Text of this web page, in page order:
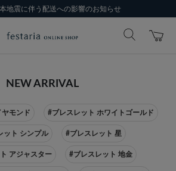
本地震に伴う配送への影響のお知らせ
NEW ARRIVAL
モンド #ブレスレット ホワイトゴールド
ット シンプル #ブレスレット 星
アジャスター #ブレスレット 地金